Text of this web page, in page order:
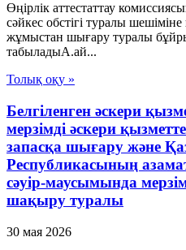
Өңірлік аттестаттау
сәйкес обстігі туралы
жұмыстан шығару туралы
табыладыА.ай...
Толық оқу »
Белгіленген әскери
мерзімді әскери
запасқа шығару және
Республикасының
сәуір-маусымында
шақыру туралы
30 мая 2026